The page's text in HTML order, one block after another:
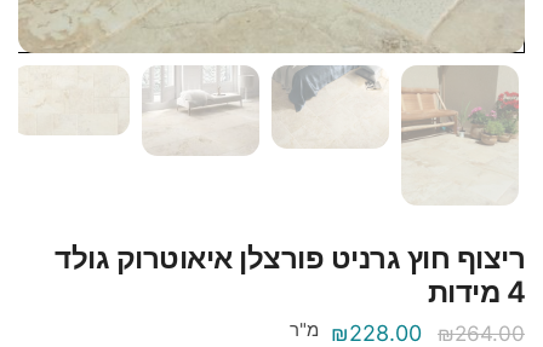
ריצוף חוץ גרניט פורצלן איאוטרוק גולד
4 מידות
₪264.00
המחיר
₪228.00
המחיר
מ"ר